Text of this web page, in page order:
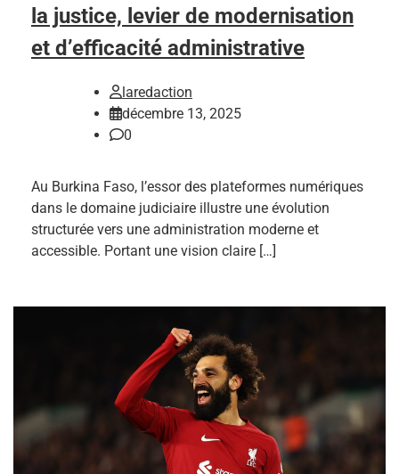
la justice, levier de modernisation
et d’efficacité administrative
laredaction
décembre 13, 2025
0
Au Burkina Faso, l’essor des plateformes numériques
dans le domaine judiciaire illustre une évolution
structurée vers une administration moderne et
accessible. Portant une vision claire […]